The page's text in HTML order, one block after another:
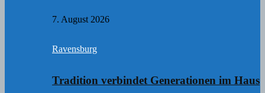
7. August 2026
Ravensburg
Tradition verbindet Generationen im Haus